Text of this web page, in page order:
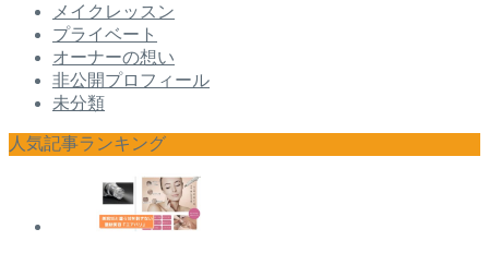
メイクレッスン
プライベート
オーナーの想い
非公開プロフィール
未分類
人気記事ランキング